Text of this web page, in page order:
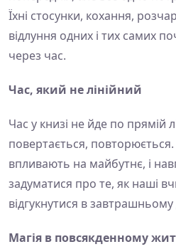
Їхні стосунки, кохання,
відлуння одних і тих самих
через час.
Час, який не лінійний
Час у книзі не йде по прямій
повертається, повторюється.
впливають на майбутнє, і
задуматися про те, як наші
відгукнутися в завтрашньому
Магія в повсякденному